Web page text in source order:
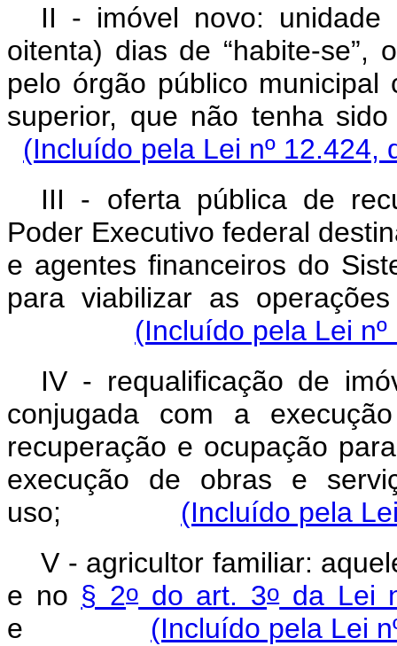
II - imóvel novo:
oitenta) dias de “habite-se”,
pelo órgão público
superior, que não
(Incluído pela Lei nº 12.424,
III - oferta pública de
Poder Executivo federal
e agentes financeiros do
para viabilizar as
(Incluído pela Lei
IV - requalificação de
conjugada com a
recuperação e ocupação
execução de obras e
uso; (Incluído pela
V - agricultor familiar:
e no § 2odo art. 3oda Lei
e (Incluído pela Lei